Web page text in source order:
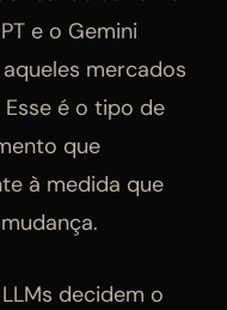
e o Gemini
mercados
Esse é o tipo de
que
à medida que
decidem o